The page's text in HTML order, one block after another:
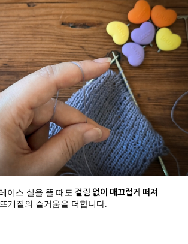
이스 실을 뜰 때도 걸림 없이 매끄럽게 떠져
뜨개질의 즐거움을 더합니다.